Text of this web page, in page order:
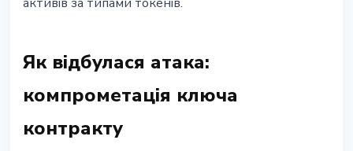
Як відбулася атака:
компрометація ключа
контракту